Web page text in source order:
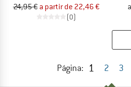
24,95 € a partir de 22,46 €
(0)
Página: 1 2 3